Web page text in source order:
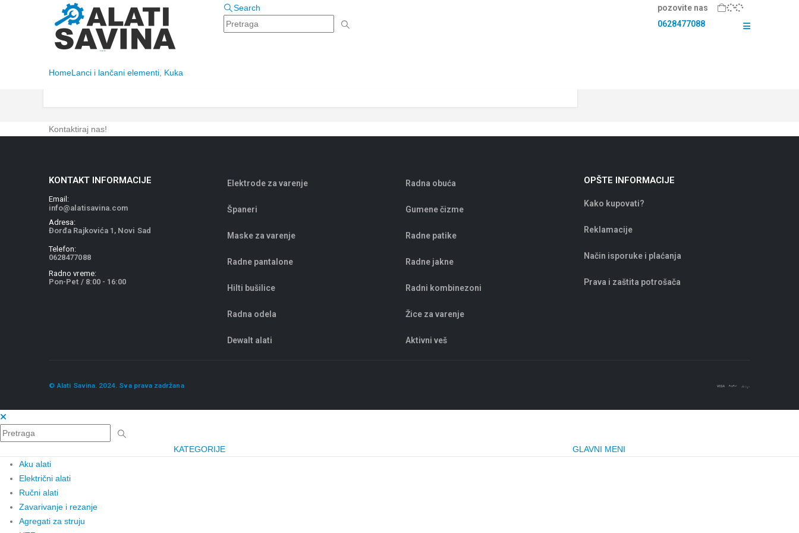
Search
pozovite nas
0628477088
HomeLanci i lančani elementi Kuka
Kontaktiraj nas!
KONTAKT INFORMACIJE
Email:
info@alatisavina.com
Adresa:
Đorđa Rajkovića 1, Novi Sad
Telefon:
0628477088
Radno vreme:
Pon-Pet / 8:00 - 16:00
Elektrode za varenje
Španeri
Maske za varenje
Radne pantalone
Hilti bušilice
Radna odela
Dewalt alati
Radna obuća
Gumene čizme
Radne patike
Radne jakne
Radni kombinezoni
Žice za varenje
Aktivni veš
OPŠTE INFORMACIJE
Kako kupovati?
Reklamacije
Način isporuke i plaćanja
Prava i zaštita potrošača
© Alati Savina. 2024. Sva prava zadržana
KATEGORIJE
GLAVNI MENI
Aku alati
Električni alati
Ručni alati
Zavarivanje i rezanje
Agregati za struju